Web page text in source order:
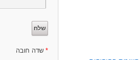
* שדה חובה